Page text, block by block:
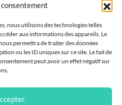
nous utilisons des technologies telles
aux informations des appareils. Le
permettra de traiter des données
ou les ID uniques sur ce site. Le fait de
peut avoir un effet négatif sur
services
médecins
contacter
/ IFAS